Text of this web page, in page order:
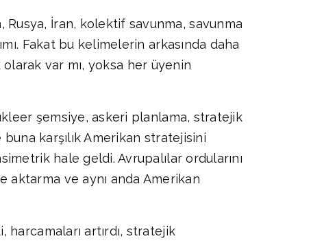
İran, kolektif savunma, savunma
Fakat bu kelimelerin arkasında daha
var mı, yoksa her üyenin
şemsiye, askeri planlama, stratejik
karşılık Amerikan stratejisini
hale geldi. Avrupalılar ordularını
aktarma ve aynı anda Amerikan
harcamaları artırdı, stratejik